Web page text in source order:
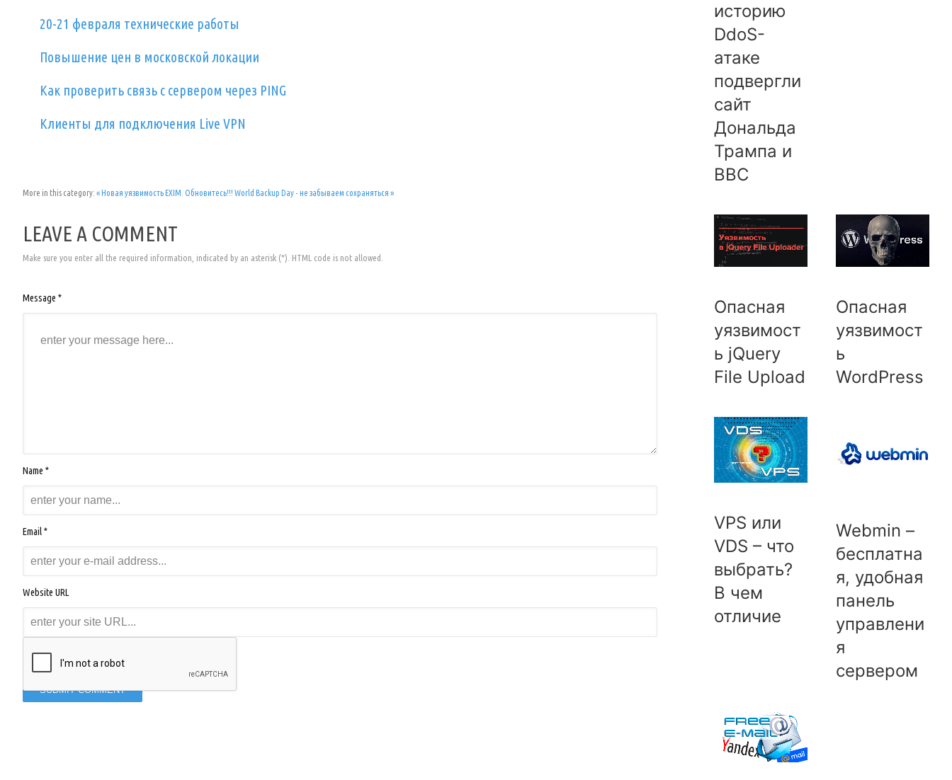
20-21 февраля технические работы
Повышение цен в московской локации
Как проверить связь с сервером через PING
Клиенты для подключения Live VPN
More in this category: « Новая уязвимость EXIM. Обновитесь!!! World Backup Day - не забываем сохраняться »
LEAVE A COMMENT
Make sure you enter all the required information, indicated by an asterisk (*). HTML code is not allowed.
Message *
Name *
Email *
Website URL
историю
DdoS-
атаке
подвергли
сайт
Дональда
Трампа и
ВВС
Опасная
уязвимост
ь jQuery
File Upload
Опасная
уязвимост
ь
WordPress
VPS или
VDS – что
выбрать?
В чем
отличие
Webmin –
бесплатна
я, удобная
панель
управлени
я
сервером